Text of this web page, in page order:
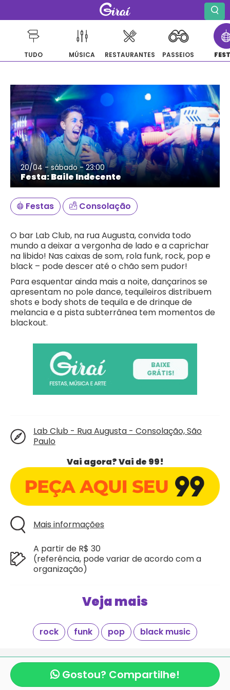
para
o
conteúdo
TUDO MÚSICA RESTAURANTES PASSEIOS
20/04 - sábado - 23:00
Festa: Baile Indecente
Festas Consolação
O bar Lab Club, na rua Augusta, convida todo
mundo a deixar a vergonha de lado e a caprichar
na libido! Nas caixas de som, rola funk, rock, pop e
black – pode descer até o chão sem pudor!
Para esquentar ainda mais a noite, dançarinos se
apresentam no pole dance, tequileiros distribuem
shots e body shots de tequila e de drinque de
melancia e a pista subterrânea tem momentos de
blackout.
Lab Club - Rua Augusta - Consolação, São
Paulo
Vai agora? Vai de 99!
Mais informações
A partir de R$ 30
(referência, pode variar de acordo com a
organização)
Veja mais
rock funk pop black music
Gostou? Compartilhe!
Giraí é mais um projeto criado com
pela equipe
mexeri.ca
eBlocos de Rua.com.
Copyright Giraí. Todos os direitos reservados.